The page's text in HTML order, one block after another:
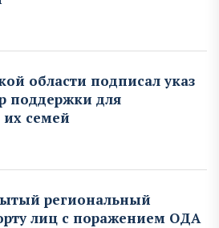
области подписал указ
поддержки для
их семей
региональный
лиц с поражением ОДА